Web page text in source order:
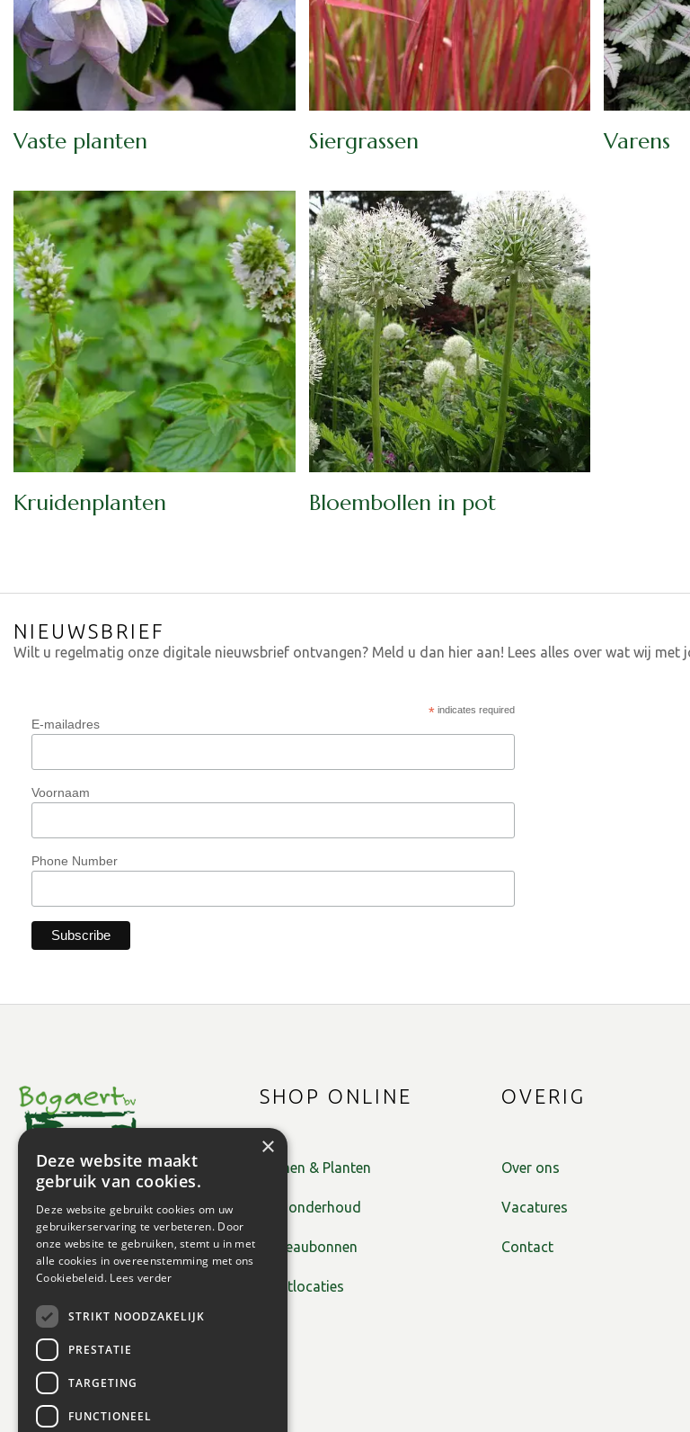
Vaste planten Siergrassen Varens
Kruidenplanten Bloembollen in pot
NIEUWSBRIEF
Wilt u regelmatig onze digitale nieuwsbrief ontvangen? Meld u dan hier aan! Lees alles over wat wij met
*indicates required
E-mailadres
Voornaam
Phone Number
SHOP ONLINE
Bomen & Planten
Tuinonderhoud
Cadeaubonnen
Plantlocaties
OVERIG
Over ons
Vacatures
Contact
×
Deze website maakt
gebruik van cookies.
Deze website gebruikt cookies om uw
gebruikerservaring te verbeteren. Door
onze website te gebruiken, stemt u in met
alle cookies in overeenstemming met ons
Cookiebeleid. Lees verder
STRIKT NOODZAKELIJK
PRESTATIE
TARGETING
FUNCTIONEEL